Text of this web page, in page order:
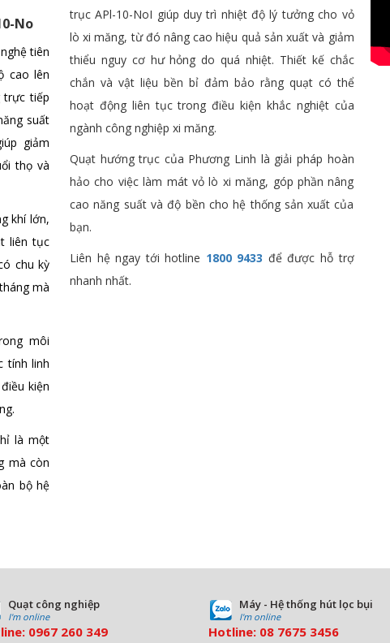
No
tiên
cao lên
trực tiếp
suất
giảm
thọ và
khí lớn,
liên tục
chu kỳ
mà
môi
tính linh
kiện
là một
mà còn
bộ hệ
trục APl-10-NoI giúp duy trì nhiệt độ lý tưởng cho vỏ
lò xi măng, từ đó nâng cao hiệu quả sản xuất và giảm
thiểu nguy cơ hư hỏng do quá nhiệt. Thiết kế chắc
chắn và vật liệu bền bỉ đảm bảo rằng quạt có thể
hoạt động liên tục trong điều kiện khắc nghiệt của
ngành công nghiệp xi măng.
Quạt hướng trục của Phương Linh là giải pháp hoàn
hảo cho việc làm mát vỏ lò xi măng, góp phần nâng
cao năng suất và độ bền cho hệ thống sản xuất của
bạn.
Liên hệ ngay tới hotline 1800 9433 để được hỗ trợ
nhanh nhất.
Quạt công nghiệp
I'm online
0967 260 349
Máy - Hệ thống hút lọc bụi
I'm online
Hotline: 08 7675 3456